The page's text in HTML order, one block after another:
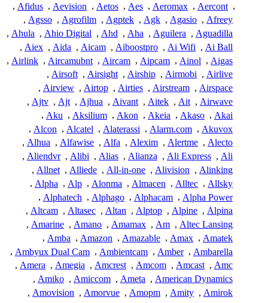
,
Aercont
,
Aeromax
,
Aes
,
Aetos
,
Aevision
,
Afidus
,
Afreey
,
Agasio
,
Agk
,
Agptek
,
Agrofilm
,
Agsso
,
Aguadilla
,
Aguilera
,
Aha
,
Ahd
,
Ahio Digital
,
Ahula
,
Ai Ball
,
Ai Wifi
,
Aiboostpro
,
Aicam
,
Aida
,
Aiex
,
Aigas
,
Ainol
,
Aipcam
,
Aircam
,
Aircamubnt
,
Airlink
,
Airlive
,
Airmobi
,
Airship
,
Airsight
,
Airsoft
,
Airspace
,
Airstream
,
Airties
,
Airtop
,
Airview
,
Airwave
,
Ait
,
Aitek
,
Aivant
,
Ajhua
,
Ajt
,
Ajtv
,
Akai
,
Akaso
,
Akeia
,
Akon
,
Aksilium
,
Aku
,
Akuvox
,
Alarm.com
,
Alaterassi
,
Alcatel
,
Alcon
,
Alecto
,
Alertme
,
Alexim
,
Alfa
,
Alfawise
,
Alhua
,
Ali
,
Ali Express
,
Alianza
,
Alias
,
Alibi
,
Aliendvr
,
Alinking
,
Alivision
,
All-in-one
,
Alliede
,
Allnet
,
Allsky
,
Alltec
,
Almacen
,
Alonma
,
Alp
,
Alpha
,
Alpha Power
,
Alphacam
,
Alphago
,
Alphatech
,
Alpina
,
Alpine
,
Alptop
,
Altan
,
Altasec
,
Altcam
,
Altec Lansing
,
Am
,
Amamax
,
Amano
,
Amarine
,
Amatek
,
Amax
,
Amazable
,
Amazon
,
Amba
,
Ambarella
,
Amber
,
Ambientcam
,
Ambyux Dual Cam
,
Amc
,
Amcast
,
Amcom
,
Amcrest
,
Amegia
,
Amera
,
American Dynamics
,
Ameta
,
Amiccom
,
Amiko
,
Amirok
,
Amity
,
Amopm
,
Amorvue
,
Amovision
,